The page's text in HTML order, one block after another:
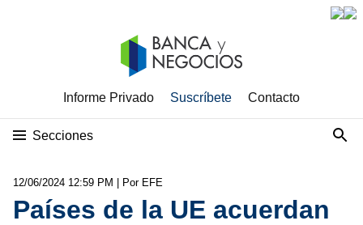
Informe Privado Suscríbete Contacto
Secciones
12/06/2024 12:59 PM | Por EFE
Países de la UE acuerdan